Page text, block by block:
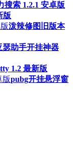
搜索 1.2.1 安卓版
版
泼辣修图旧版本
瑟助手开挂神器
1.2 最新版
pubg开挂悬浮窗